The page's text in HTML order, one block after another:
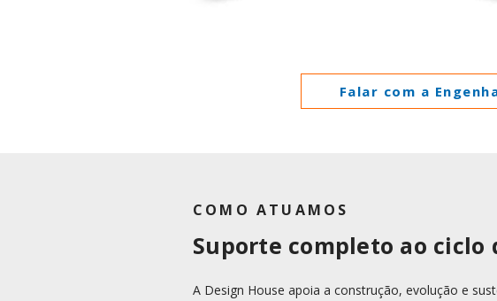
Falar com a
COMO ATUAMOS
Suporte completo ao ciclo
A Design House apoia a construção, evolução e